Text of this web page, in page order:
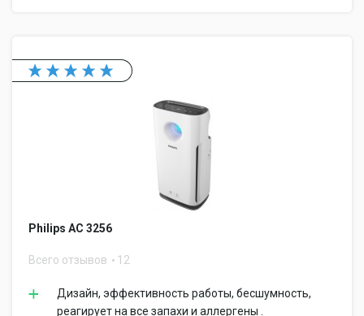
Philips AC 3256
Всего отзывов 12
Дизайн, эффективность работы, бесшумность,
реагирует на все запахи и аллергены .